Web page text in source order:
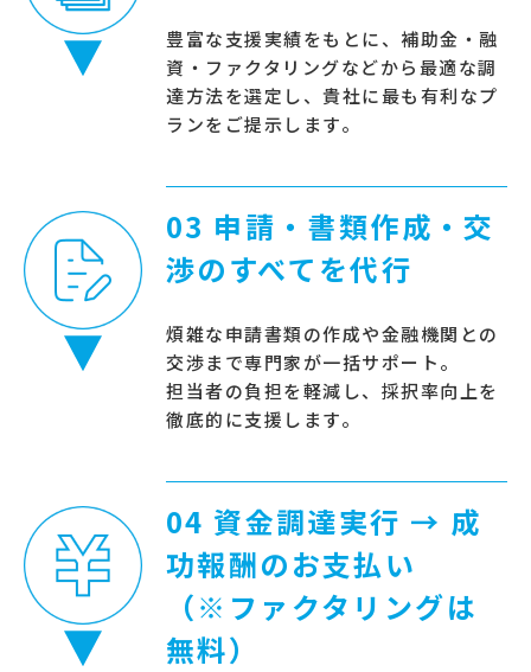
豊富な支援実績をもとに、補助金・融
資・ファクタリングなどから最適な調
達方法を選定し、貴社に最も有利なプ
ランをご提示します。
03 申請・書類作成・交
渉のすべてを代行
煩雑な申請書類の作成や金融機関との
交渉まで専門家が一括サポート。
担当者の負担を軽減し、採択率向上を
徹底的に支援します。
04 資金調達実行 → 成
功報酬のお支払い
（※ファクタリングは
無料）